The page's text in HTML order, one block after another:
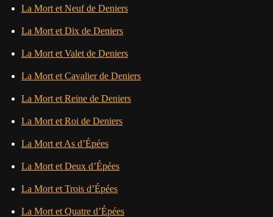
La Mort et Neuf de Deniers
La Mort et Dix de Deniers
La Mort et Valet de Deniers
La Mort et Cavalier de Deniers
La Mort et Reine de Deniers
La Mort et Roi de Deniers
La Mort et As d’Épées
La Mort et Deux d’Épées
La Mort et Trois d’Épées
La Mort et Quatre d’Épées